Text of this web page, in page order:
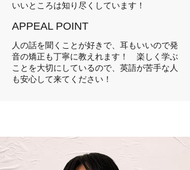
いいところは知り尽くしています！
APPEAL POINT
人の話を聞くことが好きで、耳もいいので発
音の矯正も丁寧に教えれます！ 楽しく学ぶ
ことを大切にしているので、英語が苦手な人
も安心して来てください！